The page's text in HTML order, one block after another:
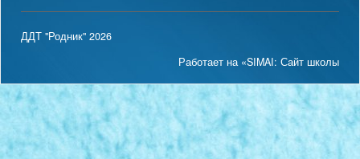
ДДТ "Родник" 2026
Работает на «SIMAI: Сайт школы